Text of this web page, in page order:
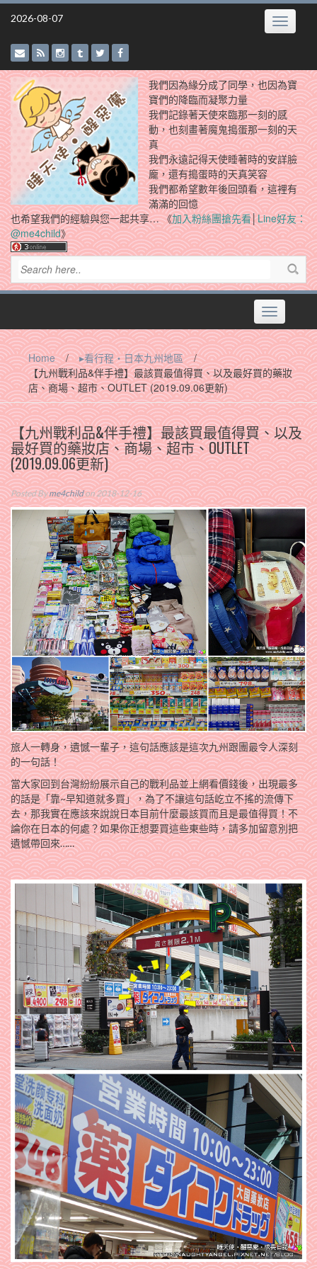
Skip
2026-08-07 Toggle
我們因為緣分成了同學，也因為寶
寶們的降臨而凝聚力量
我們記錄著天使來臨那一刻的感
動，也刻畫著魔鬼搗蛋那一刻的天
真
我們永遠記得天使睡著時的安詳臉
龐，還有搗蛋時的天真笑容
我們都希望數年後回頭看，這裡有
滿滿的回憶
也希望我們的經驗與您一起共享… 《加入粉絲團搶先看│Line好友：
@me4child》
Toggle
navigation
Home / ▸看行程‧日本九州地區
/
【九州戰利品&伴手禮】最該買最值得買、以及最好買的藥妝
店、商場、超市、OUTLET (2019.09.06更新)
【九州戰利品&伴手禮】最該買最值得買、以及
最好買的藥妝店、商場、超市、OUTLET
(2019.09.06更新)
Posted Byme4childon 2018-12-16
旅人一轉身，遺憾一輩子，這句話應該是這次九州跟團最令人深刻
的一句話！
當大家回到台灣紛紛展示自己的戰利品並上網看價錢後，出現最多
的話是「靠~早知道就多買」，為了不讓這句話屹立不搖的流傳下
去，那我實在應該來說說日本目前什麼最該買而且是最值得買！不
論你在日本的何處？如果你正想要買這些東些時，請多加留意別把
遺憾帶回來……